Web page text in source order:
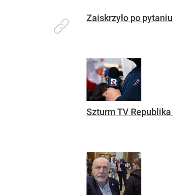
Zaiskrzyło po
Szturm TV